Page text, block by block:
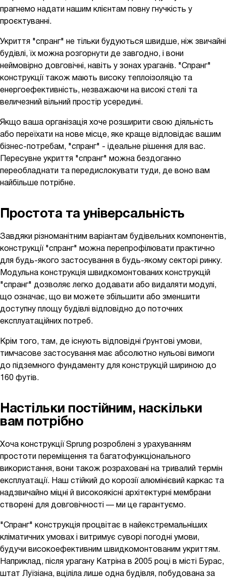
прагнемо надати нашим клієнтам повну гнучкість у
проєктуванні.
Укриття "спранг" не тільки будуються швидше, ніж звичайні
будівлі, їх можна розгорнути де завгодно, і вони
неймовірно довговічні, навіть у зонах ураганів. "Спранг"
конструкції також мають високу теплоізоляцію та
енергоефективність, незважаючи на високі стелі та
величезний вільний простір усередині.
Якщо ваша організація хоче розширити свою діяльність
або переїхати на нове місце, яке краще відповідає вашим
бізнес-потребам, "спранг" - ідеальне рішення для вас.
Пересувне укриття "спранг" можна бездоганно
переобладнати та передислокувати туди, де воно вам
найбільше потрібне.
Простота та універсальність
Завдяки різноманітним варіантам будівельних компонентів,
конструкції "спранг" можна перепрофілювати практично
для будь-якого застосування в будь-якому секторі ринку.
Модульна конструкція швидкомонтованих конструкцій
"спранг" дозволяє легко додавати або видаляти модулі,
що означає, що ви можете збільшити або зменшити
доступну площу будівлі відповідно до поточних
експлуатаційних потреб.
Крім того, там, де існують відповідні ґрунтові умови,
тимчасове застосування має абсолютно нульові вимоги
до підземного фундаменту для конструкцій шириною до
160 футів.
Настільки постійним, наскільки
вам потрібно
Хоча конструкції Sprung розроблені з урахуванням
простоти переміщення та багатофункціонального
використання, вони також розраховані на тривалий термін
експлуатації. Наш стійкий до корозії алюмінієвий каркас та
надзвичайно міцні й високоякісні архітектурні мембрани
створені для довговічності — ми це гарантуємо.
"Спранг" конструкція процвітає в найекстремальніших
кліматичних умовах і витримує суворі погодні умови,
будучи високоефективним швидкомонтованим укриттям.
Наприклад, після урагану Катріна в 2005 році в місті Бурас,
штат Луїзіана, вціліла лише одна будівля, побудована за